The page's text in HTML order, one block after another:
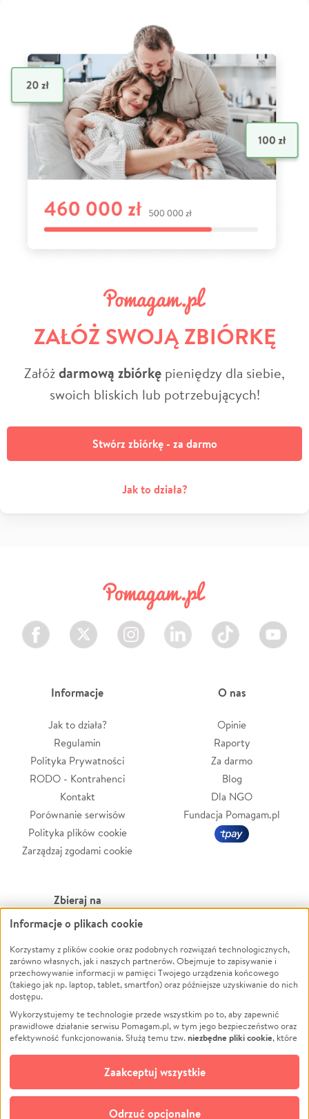
ZAŁÓŻ SWOJĄ ZBIÓRKĘ
Załóżdarmową zbiórkę pieniędzy dla siebie,
swoich bliskich lub potrzebujących!
Stwórz zbiórkę - za darmo
Jak to działa?
Facebook Twitter Instagram LinkedIn TikTok Youtube
Informacje
Jak to działa?
Regulamin
Polityka Prywatności
RODO - Kontrahenci
Kontakt
Porównanie serwisów
Polityka plików cookie
Zarządzaj zgodami cookie
O nas
Opinie
Raporty
Za darmo
Blog
Dla NGO
Fundacja Pomagam.pl
Zbieraj na
Leczenie
Zwierzęta
Pożar
Ukraina
Pomoc Finansowa
Projekty
Pogrzeb
Społeczność lokalna
Kultura
Powódź
Wichura
NGO
Edukacja
Podróż
Impreza
Ochrona środowiska
Biznes
Informacje o plikach cookie
Korzystamy z plików cookie oraz podobnych rozwiązań technologicznych,
zarówno własnych, jak i naszych partnerów. Obejmuje to zapisywanie i
przechowywanie informacji w pamięci Twojego urządzenia końcowego
(takiego jak np. laptop, tablet, smartfon) oraz późniejsze uzyskiwanie do nich
dostępu.
Wykorzystujemy te technologie przede wszystkim po to, aby zapewnić
prawidłowe działanie serwisu Pomagam.pl, w tym jego bezpieczeństwo oraz
efektywność funkcjonowania. Służą temu tzw.niezbędne pliki cookie, które
opcjonalnych plików cookie
technologii do celów analitycznych i retargetingowych. Możesz wyrazić
zgodę na ich stosowanie lub jej odmówić. W dowolnym momencie masz
możliwość zmiany swoich preferencji na stronie „Zarządzaj zgodami cookie”,
do której link znajdziesz w stopce serwisu Pomagam.pl. Opcjonalne pliki
Odrzuć opcjonalne
Zaakceptuj wszystkie